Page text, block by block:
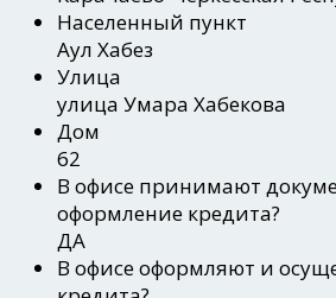
Населенный пункт
Аул Хабез
Улица
улица Умара Хабекова
Дом
62
В офисе принимают
оформление кредита?
ДА
В офисе оформляют и